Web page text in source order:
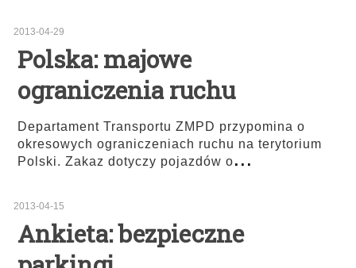
2013-04-29
Polska: majowe
ograniczenia ruchu
Departament Transportu ZMPD przypomina o
okresowych ograniczeniach ruchu na terytorium
Polski. Zakaz dotyczy pojazdów o...
2013-04-15
Ankieta: bezpieczne